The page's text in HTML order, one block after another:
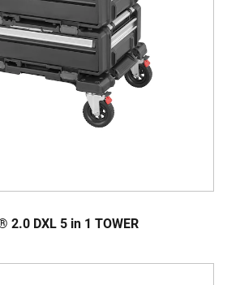
2.0 DXL 5 in 1 TOWER